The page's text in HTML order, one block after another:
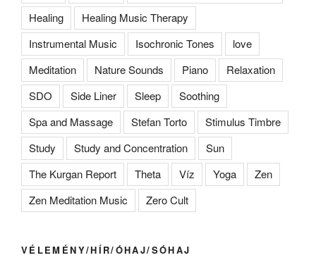
Healing
Healing Music Therapy
Instrumental Music
Isochronic Tones
love
Meditation
Nature Sounds Piano
Relaxation
SDO
Side Liner Sleep
Soothing
Spa and Massage
Stefan Torto
Stimulus Timbre
Study
Study and Concentration
Sun
The Kurgan Report
Theta Víz Yoga
Zen
Zen Meditation Music
Zero Cult
VÉLEMÉNY/HÍR/ÓHAJ/SÓHAJ